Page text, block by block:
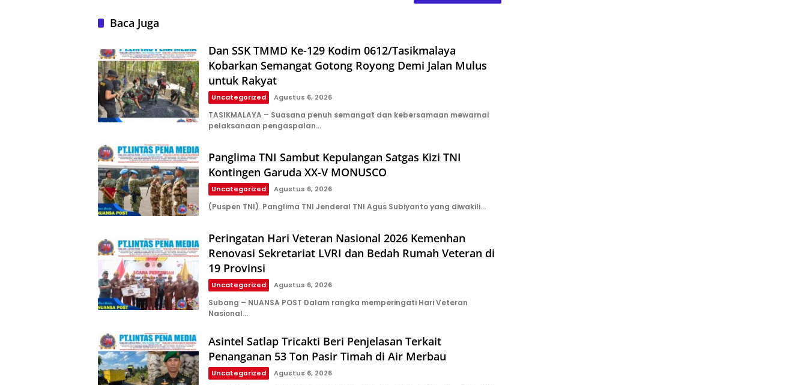
Baca Juga
Dan SSK TMMD Ke-129 Kodim 0612/Tasikmalaya
Kobarkan Semangat Gotong Royong Demi Jalan Mulus
untuk Rakyat
Uncategorized Agustus 6, 2026
TASIKMALAYA – Suasana penuh semangat dan kebersamaan mewarnai
pelaksanaan pengaspalan…
Panglima TNI Sambut Kepulangan Satgas Kizi TNI
Kontingen Garuda XX-V MONUSCO
Uncategorized Agustus 6, 2026
(Puspen TNI). Panglima TNI Jenderal TNI Agus Subiyanto yang diwakili…
Peringatan Hari Veteran Nasional 2026 Kemenhan
Renovasi Sekretariat LVRI dan Bedah Rumah Veteran di
19 Provinsi
Uncategorized Agustus 6, 2026
Subang – NUANSA POST Dalam rangka memperingati Hari Veteran
Nasional…
Asintel Satlap Tricakti Beri Penjelasan Terkait
Penanganan 53 Ton Pasir Timah di Air Merbau
Uncategorized Agustus 6, 2026